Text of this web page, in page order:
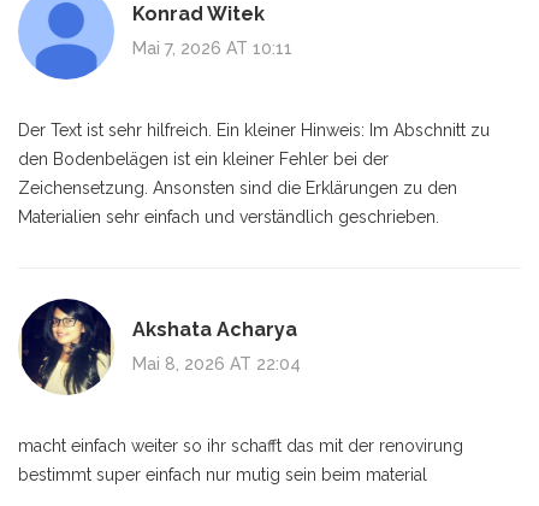
Konrad Witek
Mai 7, 2026 AT 10:11
Der Text ist sehr hilfreich. Ein kleiner Hinweis: Im Abschnitt zu
den Bodenbelägen ist ein kleiner Fehler bei der
Zeichensetzung. Ansonsten sind die Erklärungen zu den
Materialien sehr einfach und verständlich geschrieben.
Akshata Acharya
Mai 8, 2026 AT 22:04
macht einfach weiter so ihr schafft das mit der renovirung
bestimmt super einfach nur mutig sein beim material